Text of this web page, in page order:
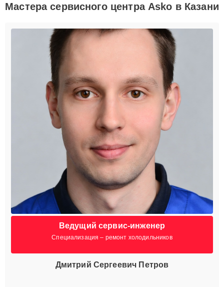
Мастера сервисного центра Asko в Казани
Ведущий сервис-инженер
Специализация – ремонт холодильников
Дмитрий Сергеевич Петров